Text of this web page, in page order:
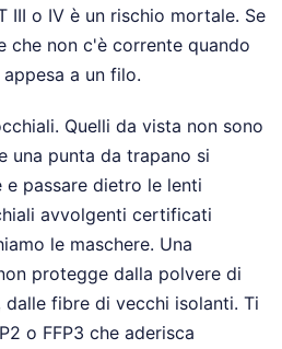
III o IV è un rischio mortale. Se
che non c'è corrente quando
a un filo.
Quelli da vista non sono
una punta da trapano si
passare dietro le lenti
avvolgenti certificati
le maschere. Una
protegge dalla polvere di
fibre di vecchi isolanti. Ti
o FFP3 che aderisca